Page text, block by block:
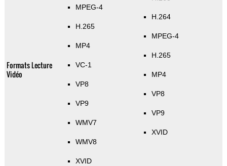
Formats Lecture
Vidéo
MPEG-4
H.265
MP4
VC-1
VP8
VP9
WMV7
WMV8
XVID
H.264
MPEG-4
H.265
MP4
VP8
VP9
XVID